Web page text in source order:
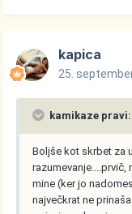
kapica
25.
kamikaze pravi:
Boljše kot skrbet za
mine (ker jo
največkrat ne